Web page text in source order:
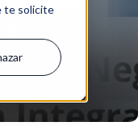
te solicite